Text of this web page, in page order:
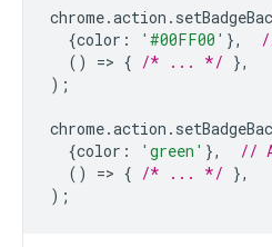
chrome.action .
{color : '#00FF00' },
()
=> { /* ... */ },
);
chrome.action .
{color : 'green' },
//
()
=> { /* ... */ },
);